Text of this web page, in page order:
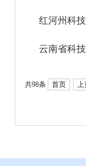
旅游市
民政信息
共98条 首页 上